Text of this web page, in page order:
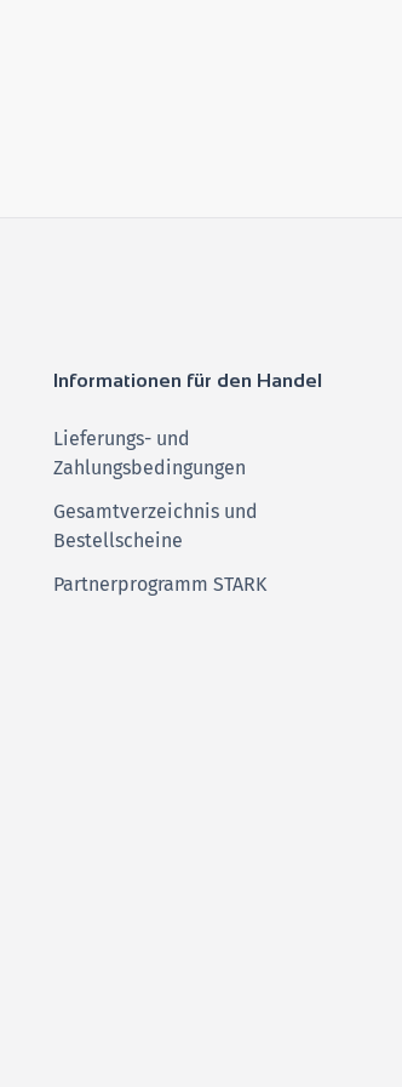
Informationen für den Handel
Lieferungs- und
Zahlungsbedingungen
Gesamtverzeichnis und
Bestellscheine
Partnerprogramm STARK